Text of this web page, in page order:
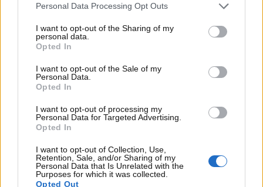
Personal Data Processing Opt Outs
I want to opt-out of the Sharing of my
personal data.
Opted In
I want to opt-out of the Sale of my
Personal Data.
Opted In
I want to opt-out of processing my
Personal Data for Targeted Advertising.
Opted In
I want to opt-out of Collection, Use,
Retention, Sale, and/or Sharing of my
Personal Data that Is Unrelated with the
Purposes for which it was collected.
Opted Out
Interno cabina aereo con poltrone e finestrini